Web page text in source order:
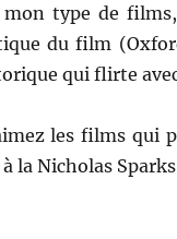
type de
du film
qui flirte
les films qui
la Nicholas